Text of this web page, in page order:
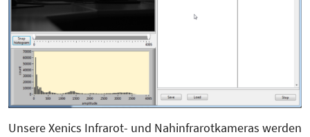
Unsere Xenics Infrarot- und Nahinfrarotkameras werden